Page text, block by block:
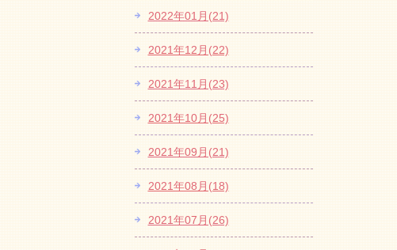
2022年01月(21)
2021年12月(22)
2021年11月(23)
2021年10月(25)
2021年09月(21)
2021年08月(18)
2021年07月(26)